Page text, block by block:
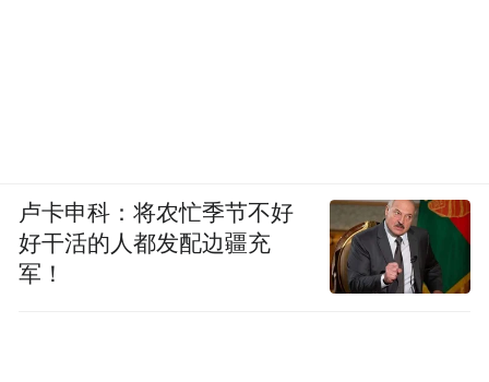
卢卡申科：将农忙季节不好
好干活的人都发配边疆充
军！